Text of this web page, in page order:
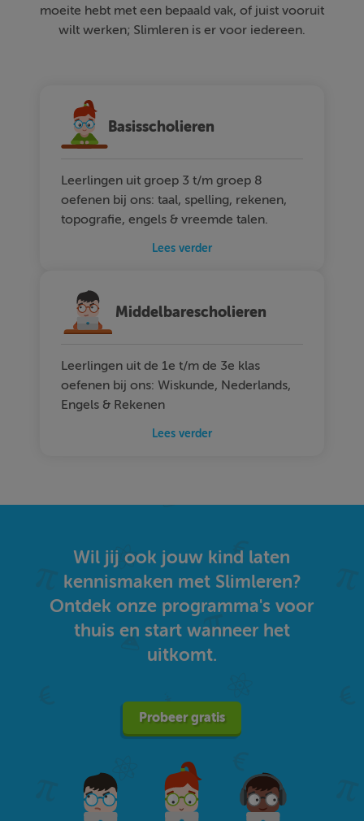
moeite hebt met een bepaald vak, of juist vooruit
wilt werken; Slimleren is er voor iedereen.
Basisscholieren
Leerlingen uit groep 3 t/m groep 8
oefenen bij ons: taal, spelling, rekenen,
topografie, engels & vreemde talen.
Lees verder
Middelbarescholieren
Leerlingen uit de 1e t/m de 3e klas
oefenen bij ons: Wiskunde, Nederlands,
Engels & Rekenen
Lees verder
Wil jij ook jouw kind laten
kennismaken met Slimleren?
Ontdek onze programma's voor
thuis en start wanneer het
uitkomt.
Probeer gratis